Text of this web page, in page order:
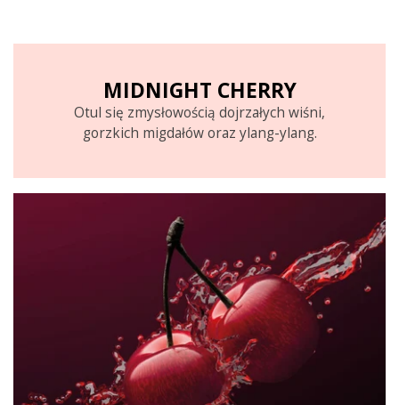
MIDNIGHT CHERRY
Otul się zmysłowością dojrzałych wiśni,
gorzkich migdałów oraz ylang-ylang.